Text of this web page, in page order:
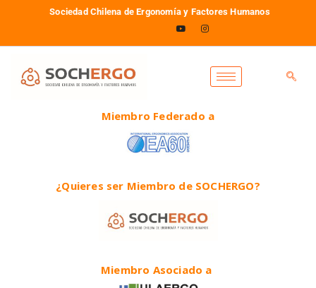
Sociedad Chilena de Ergonomía y Factores Humanos
Miembro Federado a
¿Quieres ser Miembro de SOCHERGO?
Miembro Asociado a